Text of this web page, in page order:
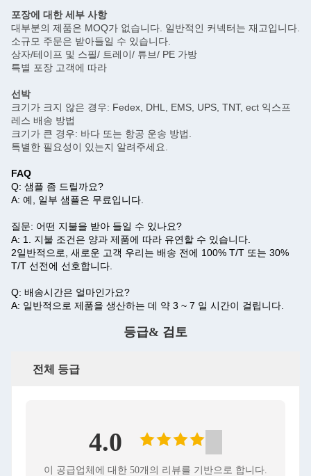
포장에 대한 세부 사항
대부분의 제품은 MOQ가 없습니다. 일반적인 커넥터는 재고입니다.
소규모 주문은 받아들일 수 있습니다.
상자/테이프 및 스필/ 트레이/ 튜브/ PE 가방
특별 포장 고객에 따라
선박
크기가 크지 않은 경우: Fedex, DHL, EMS, UPS, TNT, ect 익스프
레스 배송 방법
크기가 큰 경우: 바다 또는 항공 운송 방법.
특별한 필요성이 있는지 알려주세요.
FAQ
Q: 샘플 좀 드릴까요?
A: 예, 일부 샘플은 무료입니다.
질문: 어떤 지불을 받아 들일 수 있나요?
A: 1. 지불 조건은 양과 제품에 따라 유연할 수 있습니다.
2일반적으로, 새로운 고객 우리는 배송 전에 100% T/T 또는 30%
T/T 선전에 선호합니다.
Q: 배송시간은 얼마인가요?
A: 일반적으로 제품을 생산하는 데 약 3 ~ 7 일 시간이 걸립니다.
등급& 검토
전체 등급
4.0
이 공급업체에 대한 50개의 리뷰를 기반으로 합니다.